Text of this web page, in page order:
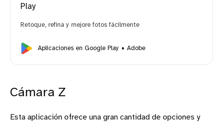
Play
Retoque, refina y mejore fotos fácilmente
Aplicaciones en Google Play Adobe
Cámara Z
Esta aplicación ofrece una gran cantidad de opciones y